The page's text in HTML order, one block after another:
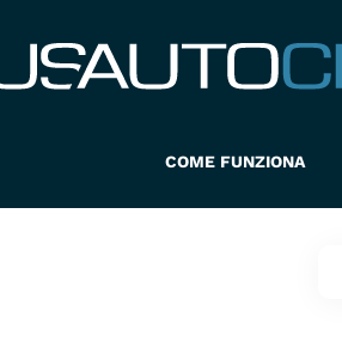
COME FUNZIONA